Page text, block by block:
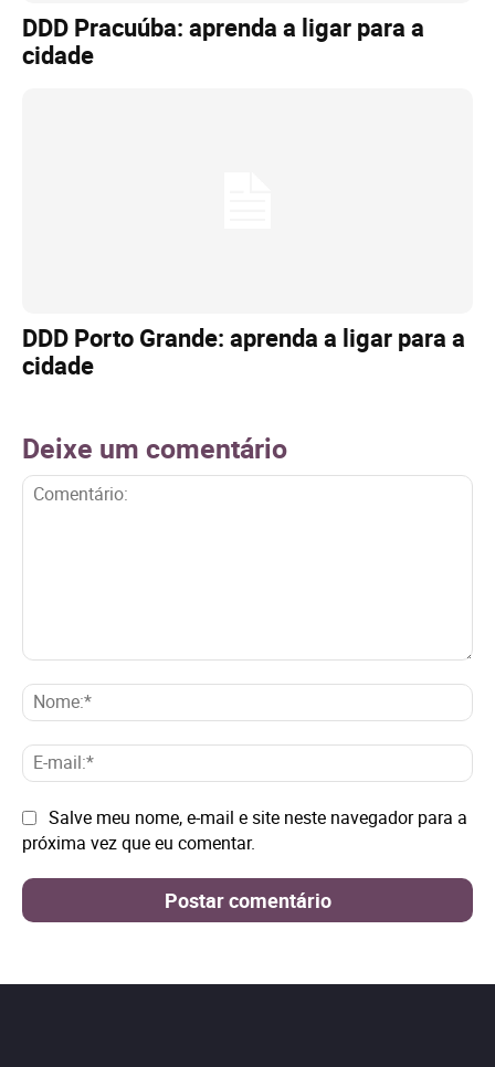
DDD Pracuúba: aprenda a ligar para a
cidade
DDD Porto Grande: aprenda a ligar para a
cidade
Deixe um comentário
E-
Site: Salve meu nome, e-mail e site neste navegador para a
próxima vez que eu comentar.